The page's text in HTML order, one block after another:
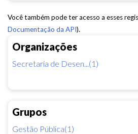
Organizações
Secretaria de Desen...(1)
Grupos
Gestão Pública(1)
Você também pode ter acesso a esses
Documentação da API).